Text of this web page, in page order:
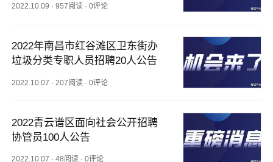
2022.10.09 ·957阅读 ·0评论
2022年南昌市红谷滩区卫东街办
垃圾分类专职人员招聘20人公告
2022.10.07 · 207阅读 ·0评论
2022青云谱区面向社会公开招聘
协管员100人公告
2022.10.07 ·48阅读 ·0评论